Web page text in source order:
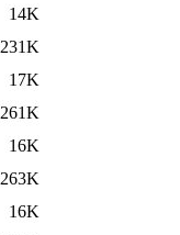
14K
231K
17K
261K
16K
263K
16K